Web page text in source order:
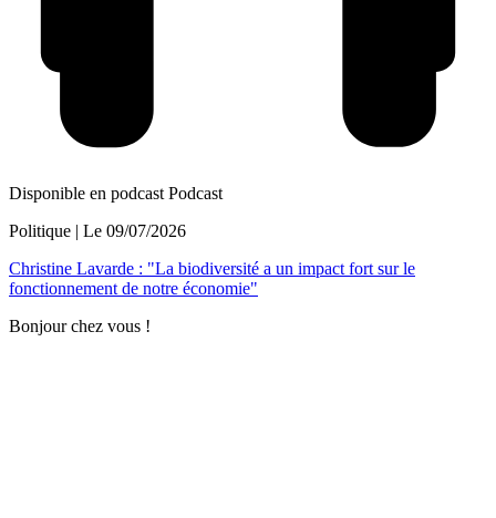
Disponible en podcast Podcast
Politique | Le 09/07/2026
Christine Lavarde : "La biodiversité a un impact fort sur le
fonctionnement de notre économie"
Bonjour chez vous !